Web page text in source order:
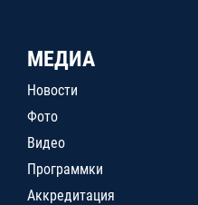
МЕДИА
Новости
Фото
Видео
Программки
Аккредитация